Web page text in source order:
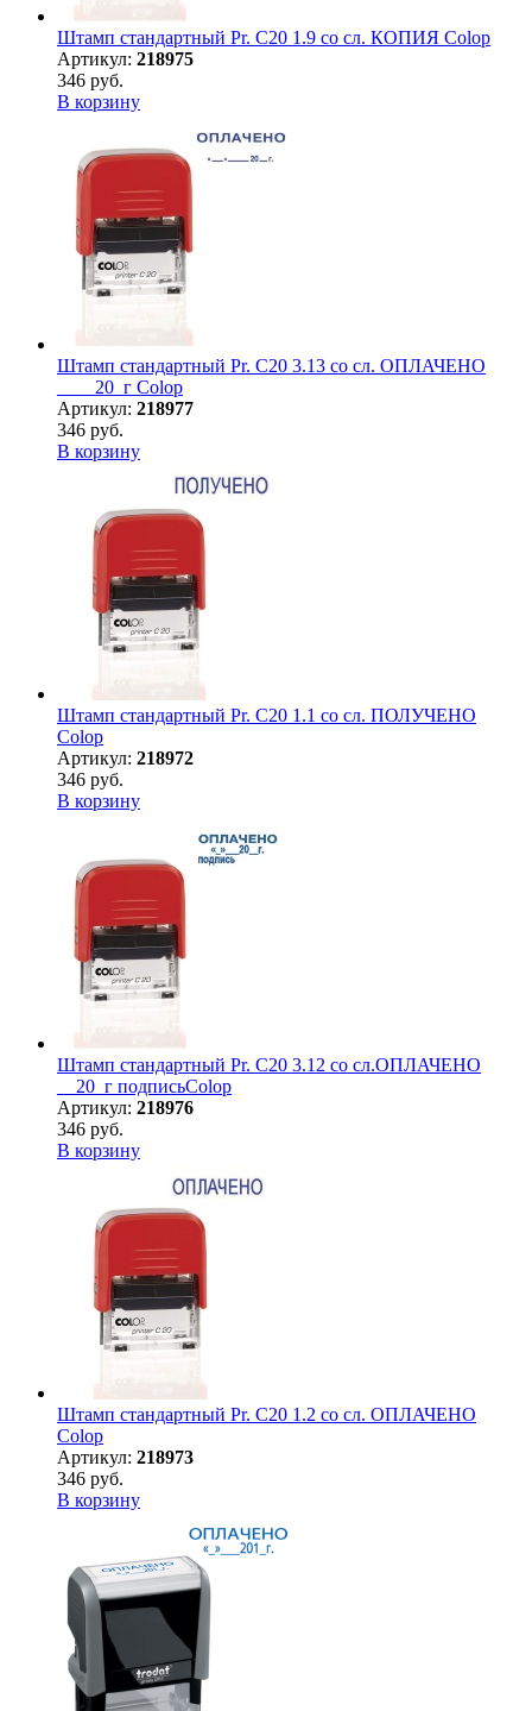
Штамп стандартный Pr. C20 1.9 со сл. КОПИЯ Colop
Артикул: 218975
346 руб.
В корзину
Штамп стандартный Pr. C20 3.13 со сл. ОПЛАЧЕНО
____20_г Colop
Артикул: 218977
346 руб.
В корзину
Штамп стандартный Pr. C20 1.1 со сл. ПОЛУЧЕНО
Colop
Артикул: 218972
346 руб.
В корзину
Штамп стандартный Pr. C20 3.12 со сл.ОПЛАЧЕНО
__20_г подписьColop
Артикул: 218976
346 руб.
В корзину
Штамп стандартный Pr. C20 1.2 со сл. ОПЛАЧЕНО
Colop
Артикул: 218973
346 руб.
В корзину